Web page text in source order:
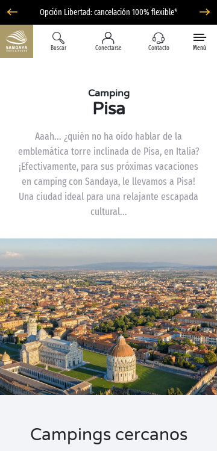
Opción Libertad: cancelación 100% flexible*
Buscar Conectarse Contacto Menú
Camping
Pisa
Aaah... ¿quién no ha oído hablar de la
emblemática torre inclinada de Pisa, en Italia?
¡Efectivamente, para sus próximas vacaciones
en camping con Sandaya, le llevamos a Pisa!
Una ciudad ideal para una relajante escapada
cultural...
Campings cercanos